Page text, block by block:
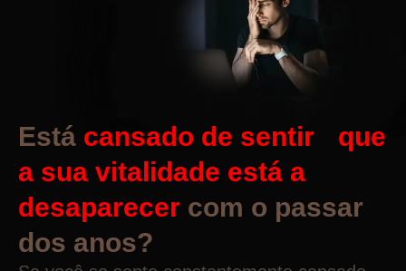
Está cansado de sentir que
a sua vitalidade está a
desaparecer com o passar
dos anos?